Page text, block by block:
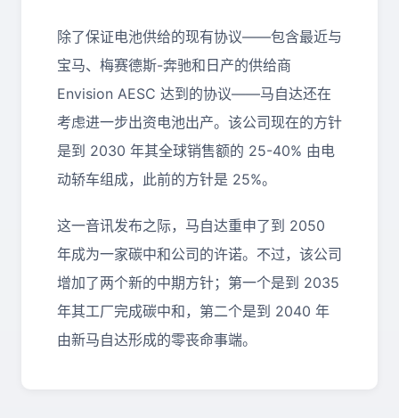
除了保证电池供给的现有协议——包含最近与
宝马、梅赛德斯-奔驰和日产的供给商
Envision AESC 达到的协议——马自达还在
考虑进一步出资电池出产。该公司现在的方针
是到 2030 年其全球销售额的 25-40% 由电
动轿车组成，此前的方针是 25%。
这一音讯发布之际，马自达重申了到 2050
年成为一家碳中和公司的许诺。不过，该公司
增加了两个新的中期方针；第一个是到 2035
年其工厂完成碳中和，第二个是到 2040 年
由新马自达形成的零丧命事端。